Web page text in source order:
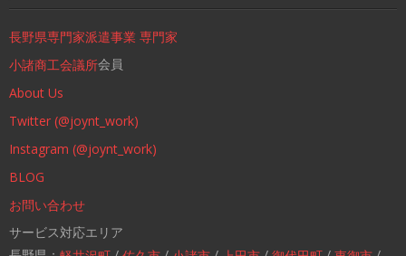
長野県専門家派遣事業 専門家
小諸商工会議所会員
About Us
Twitter (@joynt_work)
Instagram (@joynt_work)
BLOG
お問い合わせ
サービス対応エリア